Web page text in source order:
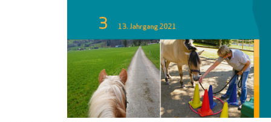
Praxistipp: Das Thema Herbst
in der Pferdegestützten
Intervention
Taktile Wahrnehmungsförderung mit Fingerfarben